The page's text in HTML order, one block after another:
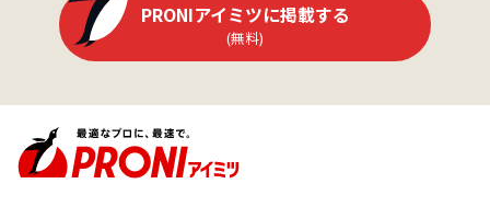
PRONIアイミツに掲載する
(無料)